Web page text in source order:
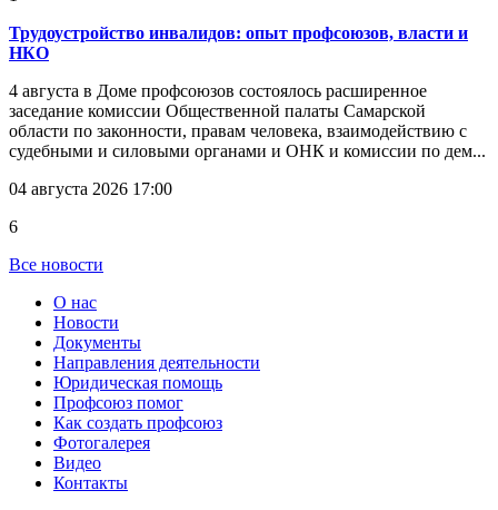
Трудоустройство инвалидов: опыт профсоюзов, власти и
НКО
4 августа в Доме профсоюзов состоялось расширенное
заседание комиссии Общественной палаты Самарской
области по законности, правам человека, взаимодействию с
судебными и силовыми органами и ОНК и комиссии по дем...
04 августа 2026 17:00
6
Все новости
О нас
Новости
Документы
Направления деятельности
Юридическая помощь
Профсоюз помог
Как создать профсоюз
Фотогалерея
Видео
Контакты